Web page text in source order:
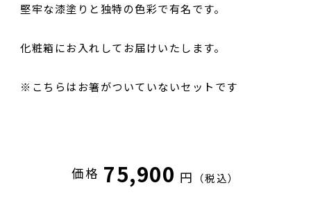
堅牢な漆塗りと独特の色彩で有名です。
化粧箱にお入れしてお届けいたします。
※こちらはお箸がついていないセットです
価格 75,900 円 （税込）